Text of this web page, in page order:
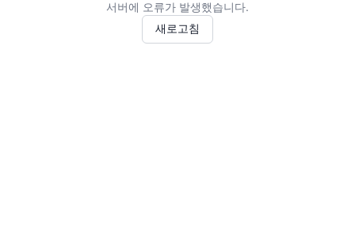
서버에 오류가 발생했습니다.
새로고침